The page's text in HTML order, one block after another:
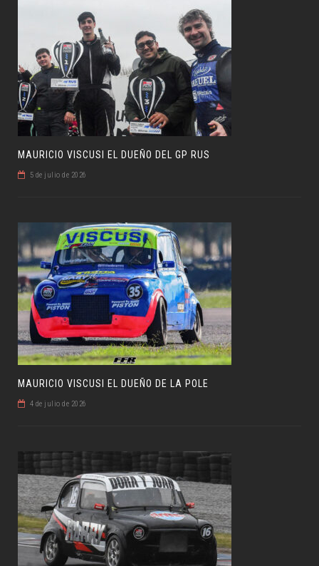
MAURICIO VISCUSI EL DUEÑO DEL GP RUS
5 de julio de 2026
MAURICIO VISCUSI EL DUEÑO DE LA POLE
4 de julio de 2026